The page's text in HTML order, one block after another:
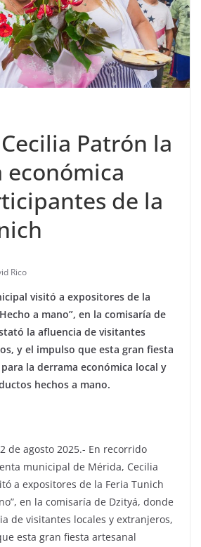
Patrón la
de la
Rico
visitó a expositores de la
a mano”, en la comisaría de
la afluencia de visitantes
y el impulso que esta gran fiesta
la derrama económica local y
hechos a mano.
de agosto 2025.- En recorrido
municipal de Mérida, Cecilia
a expositores de la Feria Tunich
en la comisaría de Dzityá, donde
de visitantes locales y extranjeros,
esta gran fiesta artesanal